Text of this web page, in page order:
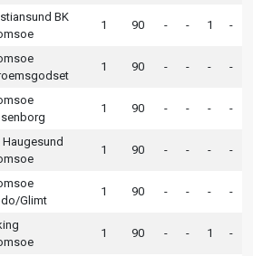
BK
1 90 - - 1 -
1 90 - - - -
1 90 - - - -
Haugesund
1 90 - - - -
Glimt
1 90 - - - -
1 90 - - 1 -